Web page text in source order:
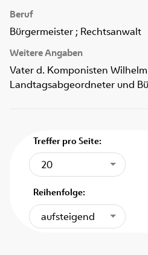
Beruf
Bürgermeister ; Rechtsanwalt
Weitere Angaben
Vater d. Komponisten
Landtagsabgeordneter und
Treffer pro Seite:
20
Reihenfolge:
aufsteigend